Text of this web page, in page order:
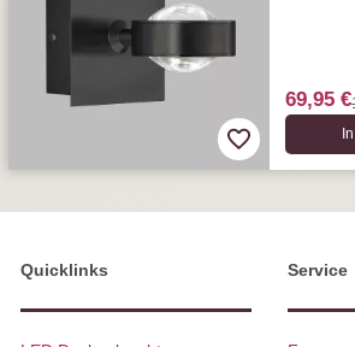
69,95 €
Quicklinks Service